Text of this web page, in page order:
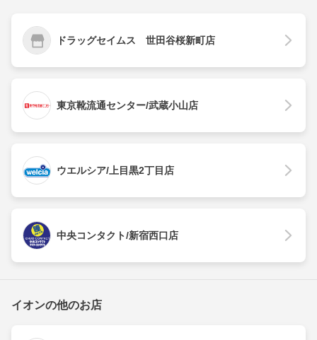
ドラッグセイムス 世田谷桜新町店
東京靴流通センター/武蔵小山店
ウエルシア/上目黒2丁目店
中央コンタクト/新宿西口店
イオンの他のお店